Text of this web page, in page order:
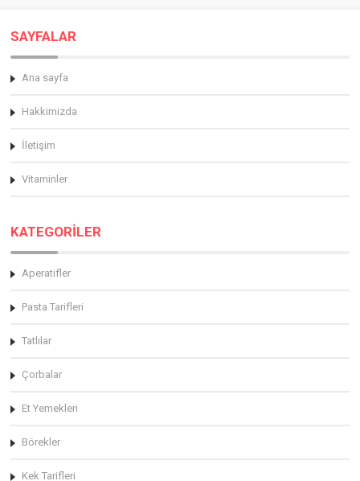
SAYFALAR
Ana sayfa
Hakkimizda
İletişim
Vitaminler
KATEGORİLER
Aperatifler
Pasta Tarifleri
Tatlılar
Çorbalar
Et Yemekleri
Börekler
Kek Tarifleri